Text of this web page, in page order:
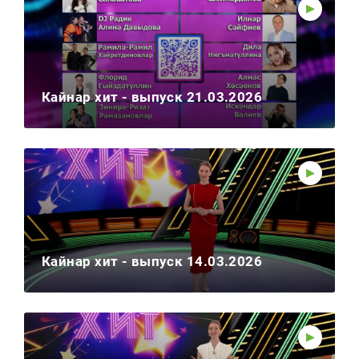
Кайнар хит - выпуск 21.03.2026
Кайнар хит - выпуск 14.03.2026